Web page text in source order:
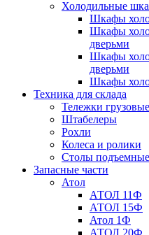
Холодильные
Шкафы
Шкафы
дверьми
Шкафы
дверьми
Шкафы
Техника для склада
Тележки грузовые
Штабелеры
Рохли
Колеса и ролики
Столы подъемные
Запасные части
Атол
АТОЛ 11Ф
АТОЛ 15Ф
Атол 1Ф
АТОЛ 20Ф